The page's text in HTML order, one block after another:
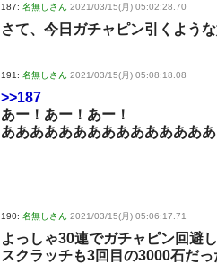
187: 名無しさん 2021/03/15(月) 05:02:28.70
さて、今日ガチャピン引くよう
191: 名無しさん 2021/03/15(月) 05:08:18.08
>>187
あー！あー！あー！
ああああああああああああああ
190: 名無しさん 2021/03/15(月) 05:06:17.71
よっしゃ30連でガチャピン回避
スクラッチも3回目の3000石だっ